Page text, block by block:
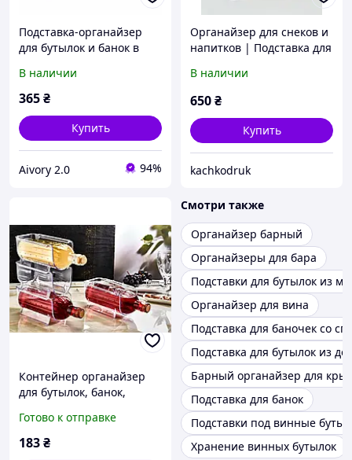
Подставка-органайзер
для бутылок и банок в
Aivory
В наличии
365₴
Купить
Aivory 2.0 94%
Органайзер для снеков и
напитков | Подставка для
| Портативный столик
для дивана Описание
В наличии
650₴
Купить
kachkodruk
Контейнер органайзер
для бутылок, банок,
холодильника
прозрачная EP-633
Готово к отправке
183₴
Смотри также
Органайзер барный
Органайзеры для бара
Подставки для бутылок из
Органайзер для вина
Подставка для баночек со
Подставка для бутылок из
Барный органайзер для
Подставка для банок
Подставки под винные
Хранение винных бутылок